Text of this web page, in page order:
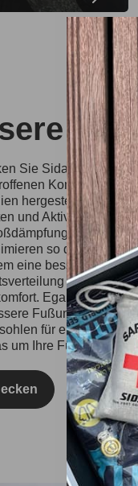
Sie Sidas-
Komfort bei
hergestellten
und Aktivitäten, von
so das
eine bessere
und
Egal, ob Sie
für ein
um Ihre Füße und